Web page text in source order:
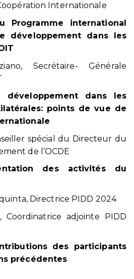
Internationale
Programme international
développement dans les
Secrétaire- Générale
dans les
points de vue de
spécial du Directeur du
de l’OCDE
des activités du
Directrice PIDD 2024
Coordinatrice adjointe PIDD
des participants
précédentes